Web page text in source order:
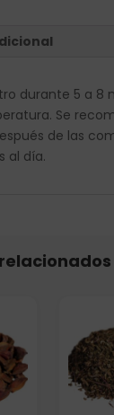
durante 5 a 8
Se
de las
al día.